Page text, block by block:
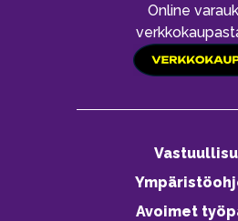
Online
Avoimet